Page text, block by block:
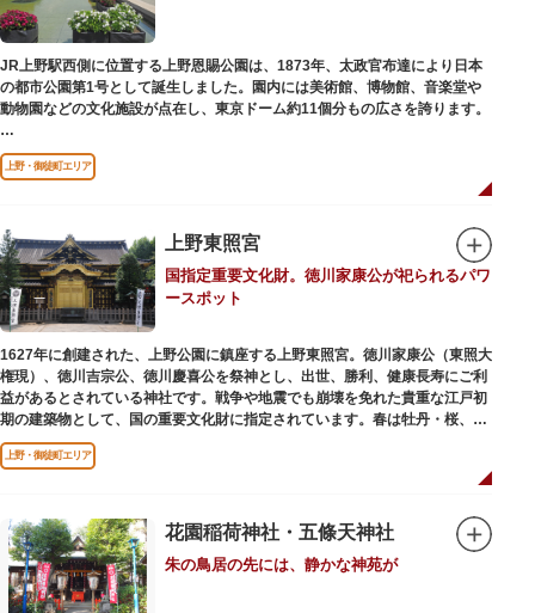
ない鳥”として話題のハシビロコウなどユニークな種も見られます。
子ども動物園「すてっぷ」では、小動物を間近で観察することを通じて、命
の大切さや生きものの魅力が学べる体験プログラムが実施されています。
歩き疲れたり、お腹が空いてきたら、園内にいくつかあるフードショップで
休憩しましょう。それぞれのお店で、動物たちをモチーフにした可愛いフー
ドやスイーツが食べられます。オリジナルグッズを取り扱うギフトショップ
も必見です。
JR上野駅西側に位置する上野恩賜公園は、1873年、太政官布達により日本
の都市公園第1号として誕生しました。園内には美術館、博物館、音楽堂や
動物園などの文化施設が点在し、東京ドーム約11個分もの広さを誇ります。
ソメイヨシノやヤマザクラなど約1,200本の桜が植えられた園内は、桜の名
所としても有名。シーズンにはライトアップされた夜桜が一層風情を添え、
例年延べ330万人近い人出となります。不忍池（しのばずのいけ）は江戸時
ので、バードウォッチングを楽しむ人の姿も見られるスポットです。
美術館や博物館で国内外の芸術作品や文化・自然科学に触れたり、歴史の薫
りを感じながら史跡巡りを楽しんではいかがでしょうか。1日では見てまわ
りきれないほどの魅力にあふれた公園です。
上野・御徒町エリア
上野東照宮
国指定重要文化財。徳川家康公が祀られるパワ
ースポット
1627年に創建された、上野公園に鎮座する上野東照宮。徳川家康公（東照大
権現）、徳川吉宗公、徳川慶喜公を祭神とし、出世、勝利、健康長寿にご利
益があるとされている神社です。戦争や地震でも崩壊を免れた貴重な江戸初
期の建築物として、国の重要文化財に指定されています。春は牡丹・桜、秋
は紅葉やダリア展、お正月は初詣や冬ぼたん鑑賞の地として、年間を通して
国内外からの参拝者で賑わうスポットです。
軍・徳川家光公が、日光東照宮までお参りに行けない江戸の人々のために建
てられたそう。社殿内部は文化財保護のため通常は非公開ですが、特別公開
が実施されることもあるので、拝観を申し込んでみてはいかがでしょうか。
授与所では、期間・数量限定のお守りや御朱印も授与されているので要チェ
上野・御徒町エリア
花園稲荷神社・五條天神社
朱の鳥居の先には、静かな神苑が